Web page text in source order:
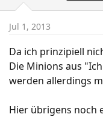
Jul 1, 2013
Da ich prinzipiell
Die Minions aus
werden allerdings
Hier übrigens noch